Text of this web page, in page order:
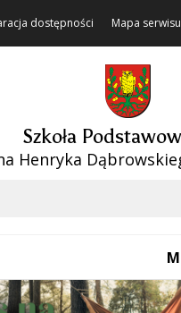
dostępności Mapa serwisu
Szkoła
Henryka